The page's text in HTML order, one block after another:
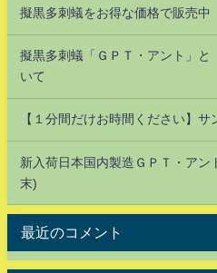
擬黒多刺蟻をお得な価格で販売中
擬黒多刺蟻「ＧＰＴ・アント」と
いて
【１分間だけお時間ください】サ
新入荷日本国内製造ＧＰＴ・ア
末)
最近のコメント